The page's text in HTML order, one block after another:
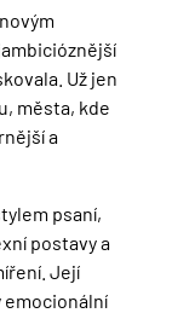
Už jen
města, kde
a
psaní,
postavy a
Její
emocionální